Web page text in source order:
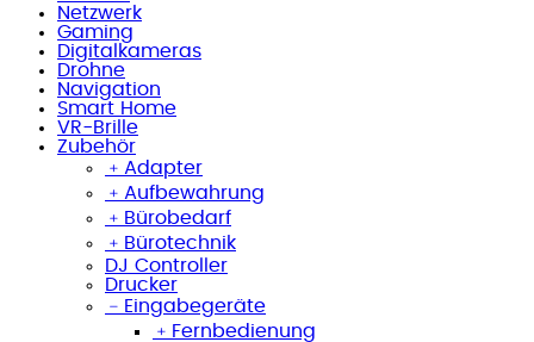
Netzwerk
Gaming
Digitalkameras
Drohne
Navigation
Smart Home
VR-Brille
Zubehör
﹢ Adapter
﹢ Aufbewahrung
﹢ Bürobedarf
﹢ Bürotechnik
DJ Controller
Drucker
﹣ Eingabegeräte
﹢ Fernbedienung